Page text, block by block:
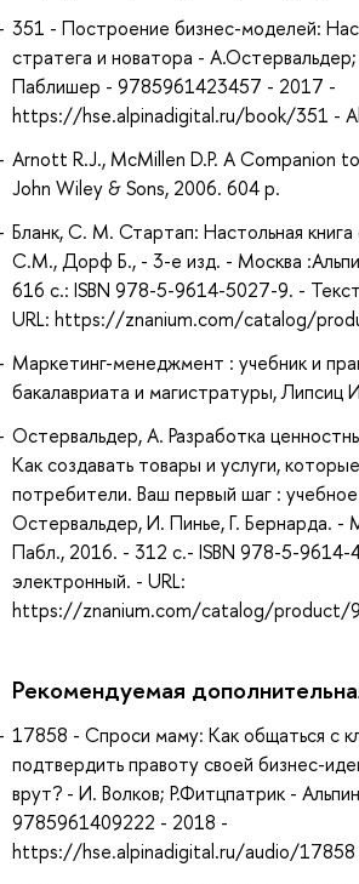
351 - Построение бизнес-моделей:
стратега и новатора -
Паблишер - 9785961423457 - 2017 -
https://hse.alpinadigital.ru/book/351 -
Arnott R.J., McMillen D.P. A Companion
John Wiley & Sons, 2006. 604 p.
Бланк, С. М. Стартап: Настольная
С.М., Дорф Б., - 3-е изд. - Москва
616 с.: ISBN 978-5-9614-5027-9. -
URL: https://znanium.com/catalog/
Маркетинг-менеджмент : учебник и
бакалавриата и магистратуры, Липсиц
Остервальдер, А. Разработка
Как создавать товары и услуги,
потребители. Ваш первый шаг :
Остервальдер, И. Пинье, Г. Бернарда. -
Пабл., 2016. - 312 с.- ISBN 978-5-9614-
электронный. - URL:
https://znanium.com/catalog/product/
Рекомендуемая
17858 - Спроси маму: Как общаться с
подтвердить правоту своей бизнес-
врут? - И. Волков; Р.Фитцпатрик -
9785961409222 - 2018 -
https://hse.alpinadigital.ru/audio/17858